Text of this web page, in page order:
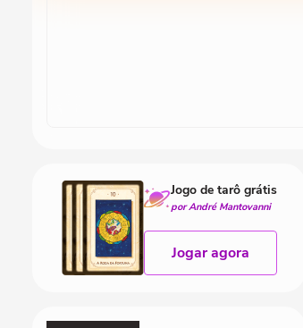
Jogo de tarô grátis
por André Mantovanni
Jogar agora